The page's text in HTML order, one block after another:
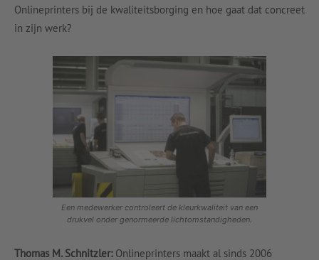
Onlineprinters bij de kwaliteitsborging en hoe gaat dat concreet
in zijn werk?
Een medewerker controleert de kleurkwaliteit van een
drukvel onder genormeerde lichtomstandigheden.
Thomas M. Schnitzler:Onlineprinters maakt al sinds 2006